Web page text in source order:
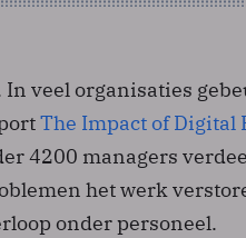
veel organisaties
The Impact of Digital
4200 managers
het werk
onder personeel.